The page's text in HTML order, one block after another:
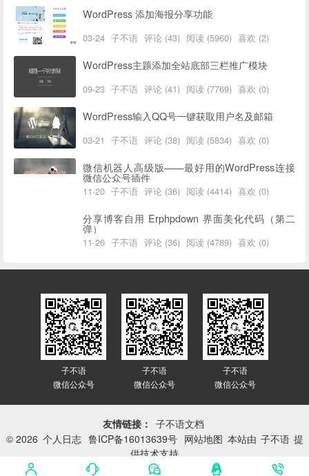
WordPress 添加海报分享功能
03-24 子不语 评论 (43) 阅读 (5960) 喜欢 (2)
WordPress主题添加全站底部三栏推广模块
09-23 子不语 评论 (41) 阅读 (7769) 喜欢 (0)
WordPress输入QQ号一键获取用户名及邮箱
03-21 子不语 评论 (38) 阅读 (5834) 喜欢 (0)
微信机器人高级版——最好用的WordPress连接
微信公众号插件
11-20 子不语 评论 (36) 阅读 (4414) 喜欢 (0)
分享博客自用 Erphpdown 界面美化代码（第二
弹）
11-26 子不语 评论 (36) 阅读 (4789) 喜欢 (0)
子不语
微信公众号
子不语
微信公众号
子不语
微信公众号
友情链接： 子不语文档
© 2026 个人日志 鲁ICP备16013639号 网站地图 本站由 子不语 提
供技术支持
网站已平稳运行：
3416天 5小时 42分 4秒